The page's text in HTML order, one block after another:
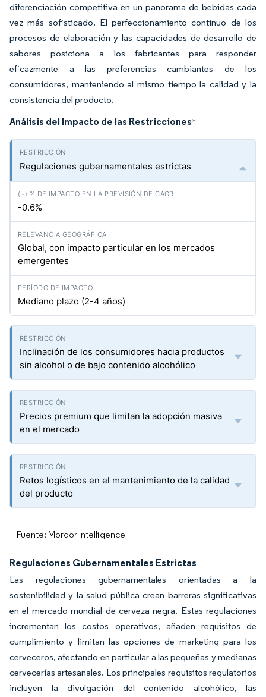
diferenciación competitiva en un panorama de bebidas cada
vez más sofisticado. El perfeccionamiento continuo de los
procesos de elaboración y las capacidades de desarrollo de
sabores posiciona a los fabricantes para responder
eficazmente a las preferencias cambiantes de los
consumidores, manteniendo al mismo tiempo la calidad y la
consistencia del producto.
Análisis del Impacto de las Restricciones*
Regulaciones gubernamentales estrictas
-0.6%
Global, con impacto particular en los mercados
emergentes
Mediano plazo (2-4 años)
Inclinación de los consumidores hacia productos
sin alcohol o de bajo contenido alcohólico
Precios premium que limitan la adopción masiva
en el mercado
Retos logísticos en el mantenimiento de la calidad
del producto
Fuente: Mordor Intelligence
Regulaciones Gubernamentales Estrictas
Las regulaciones gubernamentales orientadas a la
sostenibilidad y la salud pública crean barreras significativas
en el mercado mundial de cerveza negra. Estas regulaciones
incrementan los costos operativos, añaden requisitos de
cumplimiento y limitan las opciones de marketing para los
cerveceros, afectando en particular a las pequeñas y medianas
cervecerías artesanales. Los principales requisitos regulatorios
incluyen la divulgación del contenido alcohólico, las